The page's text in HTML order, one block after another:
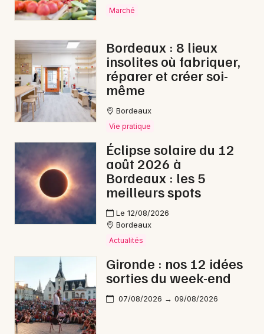
Marché
Bordeaux : 8 lieux
insolites où fabriquer,
réparer et créer soi-
même
Bordeaux
Vie pratique
Éclipse solaire du 12
août 2026 à
Bordeaux : les 5
meilleurs spots
Le 12/08/2026
Bordeaux
Actualités
Gironde : nos 12 idées
sorties du week-end
07/08/2026 → 09/08/2026